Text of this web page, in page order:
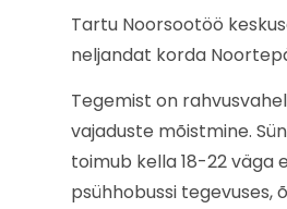
Tartu Noorsootöö
neljandat korda
Tegemist on
vajaduste mõistmine.
toimub kella 18-22 väga
psühhobussi